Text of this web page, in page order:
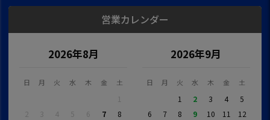
営業カレンダー
2026年8月
日 月 火 水 木 金 土
1
2
3 4 5 6 7
8
2026年9月
日 月 火 水 木 金 土
1 2 3 4
5
6
7 8 9 10 11
12